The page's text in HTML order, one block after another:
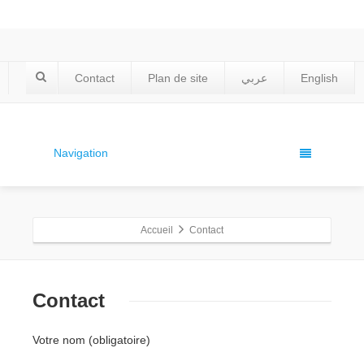
Contact Plan de site عربي English
Navigation
Accueil Contact
Contact
Votre nom (obligatoire)